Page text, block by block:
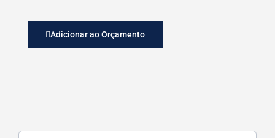
Adicionar ao Orçamento